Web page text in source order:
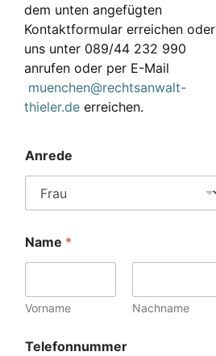
dem unten angefügten
Kontaktformular erreichen oder
uns unter 089/44 232 990
anrufen oder per E-Mail
muenchen@rechtsanwalt-
thieler.de erreichen.
Anrede
Name *
Vorname Nachname
Telefonnummer